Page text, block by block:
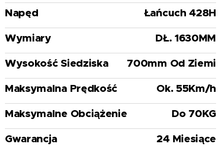
Napęd
Łańcuch 428H
Wymiary
DŁ. 1630MM
Wysokość Siedziska
700mm Od Ziemi
Maksymalna Prędkość
Ok. 55Km/h
Maksymalne Obciążenie
Do 70KG
Gwarancja
24 Miesiące